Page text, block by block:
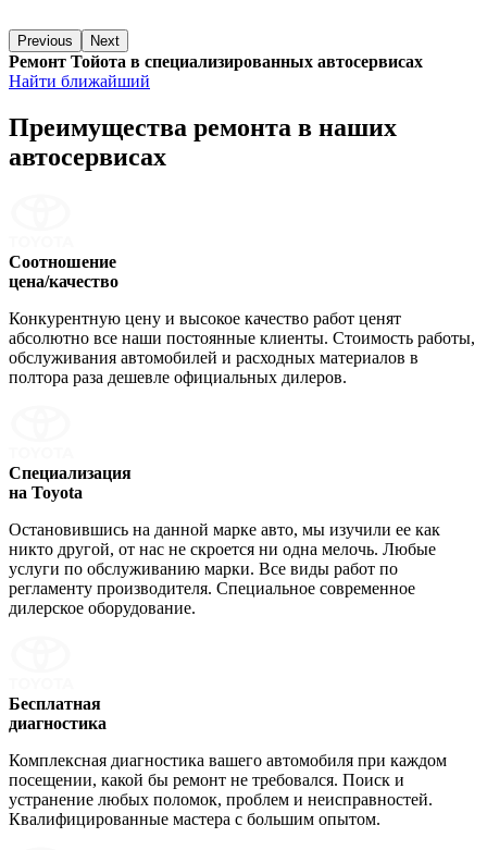
Previous Next
Ремонт Тойота в специализированных автосервисах
Найти ближайший
Преимущества ремонта в наших
автосервисах
Соотношение
цена/качество
Конкурентную цену и высокое качество работ ценят
абсолютно все наши постоянные клиенты. Стоимость работы,
обслуживания автомобилей и расходных материалов в
полтора раза дешевле официальных дилеров.
Специализация
на Toyota
Остановившись на данной марке авто, мы изучили ее как
никто другой, от нас не скроется ни одна мелочь. Любые
услуги по обслуживанию марки. Все виды работ по
регламенту производителя. Специальное современное
дилерское оборудование.
Бесплатная
диагностика
Комплексная диагностика вашего автомобиля при каждом
посещении, какой бы ремонт не требовался. Поиск и
устранение любых поломок, проблем и неисправностей.
Квалифицированные мастера с большим опытом.